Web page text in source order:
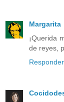
Margarita
¡Querida
de reyes,
Responder